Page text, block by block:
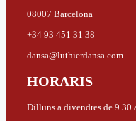
08007 Barcelona
+34 93 451 31 38
dansa@luthierdansa.com
HORARIS
Dilluns a divendres de 9.30